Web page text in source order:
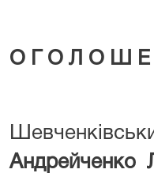
О Г О Л О Ш Е
Андрейченко